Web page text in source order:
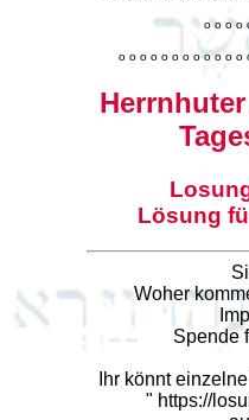
o o o o
o o o o o o o o o o o o
Lösung
Woher
Spende
Ihr könnt
" https://